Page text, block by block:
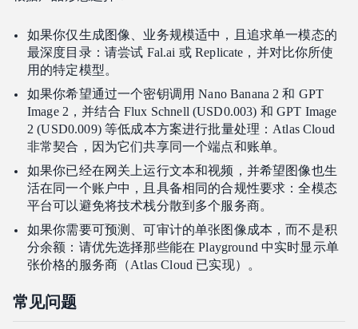
如果你仅生成图像、业务规模适中，且追求单一模态的
最深度目录：请尝试 Fal.ai 或 Replicate，并对比你所使
用的特定模型。
如果你希望通过一个密钥调用 Nano Banana 2 和 GPT
Image 2，并结合 Flux Schnell (USD0.003) 和 GPT Image
2 (USD0.009) 等低成本方案进行批量处理：Atlas Cloud
非常契合，因为它们共享同一个端点和账单。
如果你已经在网关上运行文本和视频，并希望图像也生
活在同一个账户中，且具备相同的合规性要求：全模态
平台可以避免将技术栈分散到多个服务商。
如果你需要可预测、可审计的单张图像成本，而不是积
分余额：请优先选择那些能在 Playground 中实时显示单
张价格的服务商（Atlas Cloud 已实现）。
常见问题